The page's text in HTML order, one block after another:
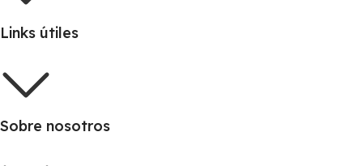
Links útiles
Sobre nosotros